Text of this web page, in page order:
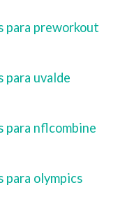
para preworkout
para uvalde
para nflcombine
para olympics